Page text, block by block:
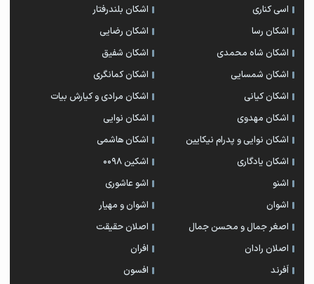
اسی کناری
اشکان بلندرفتار
اشکان رسا
اشکان رضایی
اشکان شاه محمدی
اشکان شفیق
اشکان شمسایی
اشکان‌ کمانگری
اشکان کیانی
اشکان مرادی و کیارش بیات
اشکان مهدوی
اشکان نوایی
اشکان نوایی و پدرام نیکایین
اشکان هاشمی
اشکان یادگاری
اشکین ۰۰۹۸
اشنو
اشو عاشوری
اشوان
اشوان و مهیار
اصغر جمال و محسن جمال
اصلان حقیقت
اصلان رادان
افران
اَفرند
افسون